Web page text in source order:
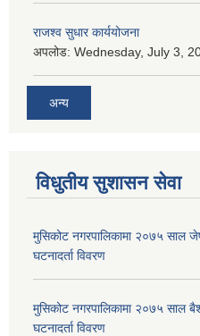
राजश्व सुधार कार्ययोजना
अपलोड: Wednesday, July 3,
अन्य
विधुतीय सुशासन सेवा
मुसिकोट नगरपालिकामा २०७५ साल
घटनादर्ता विवरण
मुसिकोट नगरपालिकामा २०७५ साल
घटनादर्ता विवरण